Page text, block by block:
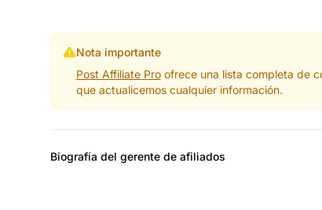
Nota importante
Post Affiliate Proofrece una lista completa de
que actualicemos cualquier información.
Biografía del gerente de afiliados